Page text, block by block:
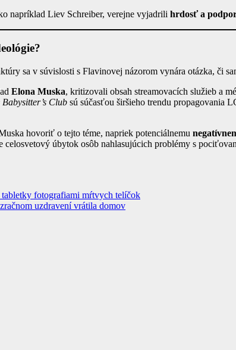
napríklad Liev Schreiber, verejne vyjadrili hrdosť a
sa v súvislosti s Flavinovej názorom vynára otázka, či
Elona Muska, kritizovali obsah streamovacích služieb a
Babysitter’s Club sú súčasťou širšieho trendu propagovania
hovoriť o tejto téme, napriek potenciálnemu
úbytok osôb nahlasujúcich problémy s
fotografiami mŕtvych telíčok
uzdravení vrátila domov